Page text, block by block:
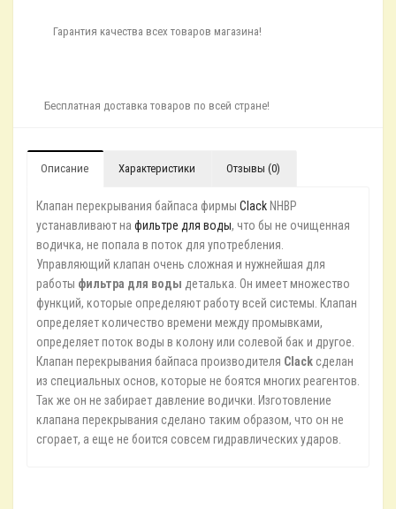
Гарантия качества всех товаров магазина!
Бесплатная доставка товаров по всей стране!
Описание Характеристики Отзывы (0)
Клапан перекрывания байпаса фирмы Clack NHBP
устанавливают на фильтре для воды, что бы не очищенная
водичка, не попала в поток для употребления.
Управляющий клапан очень сложная и нужнейшая для
работы фильтра для воды деталька. Он имеет множество
функций, которые определяют работу всей системы. Клапан
определяет количество времени между промывками,
определяет поток воды в колону или солевой бак и другое.
Клапан перекрывания байпаса производителя Clack сделан
из специальных основ, которые не боятся многих реагентов.
Так же он не забирает давление водички. Изготовление
клапана перекрывания сделано таким образом, что он не
сгорает, а еще не боится совсем гидравлических ударов.